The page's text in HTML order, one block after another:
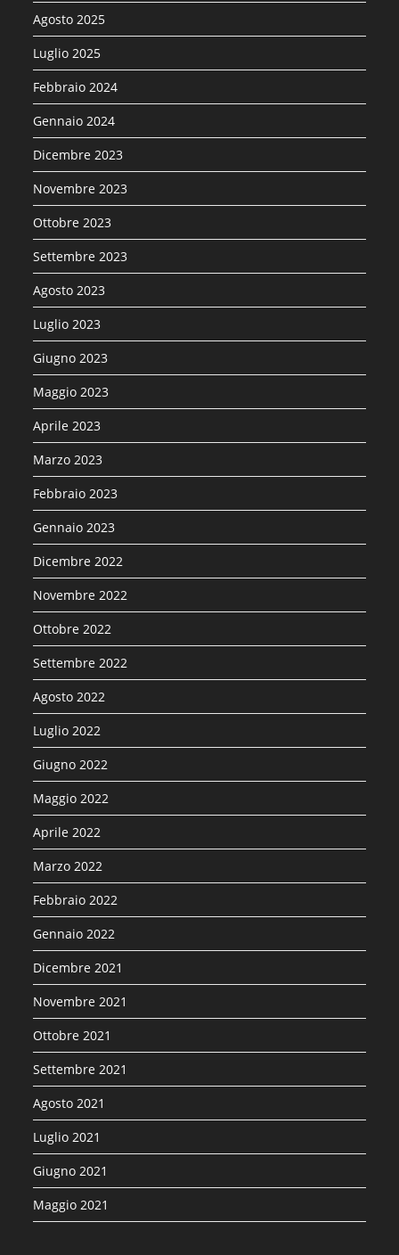
Agosto 2025
Luglio 2025
Febbraio 2024
Gennaio 2024
Dicembre 2023
Novembre 2023
Ottobre 2023
Settembre 2023
Agosto 2023
Luglio 2023
Giugno 2023
Maggio 2023
Aprile 2023
Marzo 2023
Febbraio 2023
Gennaio 2023
Dicembre 2022
Novembre 2022
Ottobre 2022
Settembre 2022
Agosto 2022
Luglio 2022
Giugno 2022
Maggio 2022
Aprile 2022
Marzo 2022
Febbraio 2022
Gennaio 2022
Dicembre 2021
Novembre 2021
Ottobre 2021
Settembre 2021
Agosto 2021
Luglio 2021
Giugno 2021
Maggio 2021